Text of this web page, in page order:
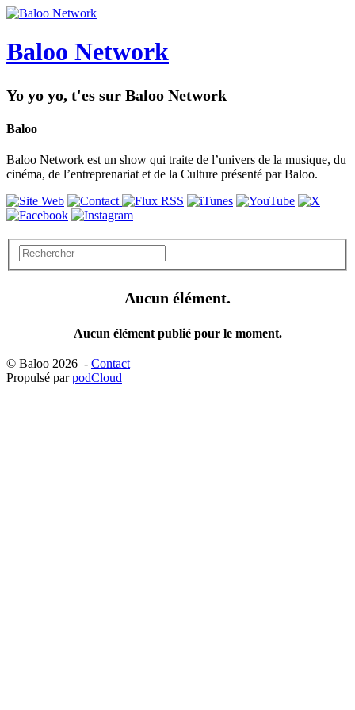
Baloo Network
Yo yo yo, t'es sur Baloo Network
Baloo
Baloo Network est un show qui traite de l’univers de la musique, du
cinéma, de l’entreprenariat et de la Culture présenté par Baloo.
Aucun élément.
Aucun élément publié pour le moment.
© Baloo 2026 - Contact
Propulsé parpodCloud